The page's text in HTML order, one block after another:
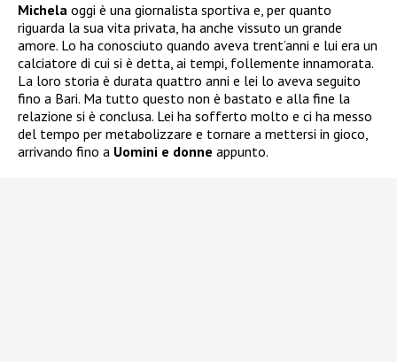
Michela oggi è una giornalista sportiva e, per quanto
riguarda la sua vita privata, ha anche vissuto un grande
amore. Lo ha conosciuto quando aveva trent’anni e lui era un
calciatore di cui si è detta, ai tempi, follemente innamorata.
La loro storia è durata quattro anni e lei lo aveva seguito
fino a Bari. Ma tutto questo non è bastato e alla fine la
relazione si è conclusa. Lei ha sofferto molto e ci ha messo
del tempo per metabolizzare e tornare a mettersi in gioco,
arrivando fino a Uomini e donne appunto.